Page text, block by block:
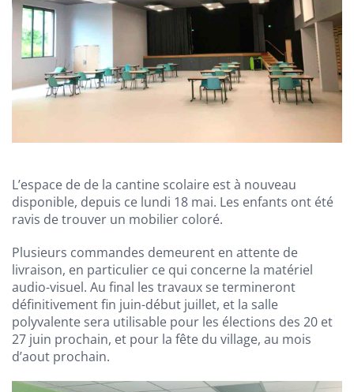
L’espace de de la cantine scolaire est à nouveau
disponible, depuis ce lundi 18 mai. Les enfants ont été
ravis de trouver un mobilier coloré.
Plusieurs commandes demeurent en attente de
livraison, en particulier ce qui concerne la matériel
audio-visuel. Au final les travaux se termineront
définitivement fin juin-début juillet, et la salle
polyvalente sera utilisable pour les élections des 20 et
27 juin prochain, et pour la fête du village, au mois
d’aout prochain.